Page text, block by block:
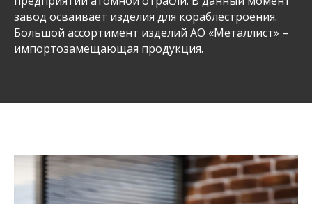
завод осваивает изделия для кораблестроения.
Большой ассортимент изделий АО «Металлист» –
импортозамещающая продукция.